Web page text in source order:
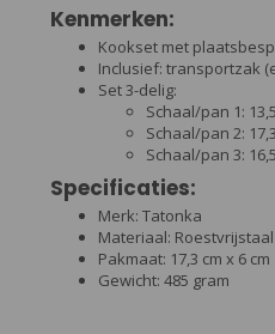
Kenmerken:
Kookset met
Inclusief: transportzak
Set 3-delig:
Schaal/pan 1:
Schaal/pan 2:
Schaal/pan 3:
Specificaties:
Merk: Tatonka
Materiaal:
Pakmaat: 17,3 cm x 6 cm
Gewicht: 485 gram